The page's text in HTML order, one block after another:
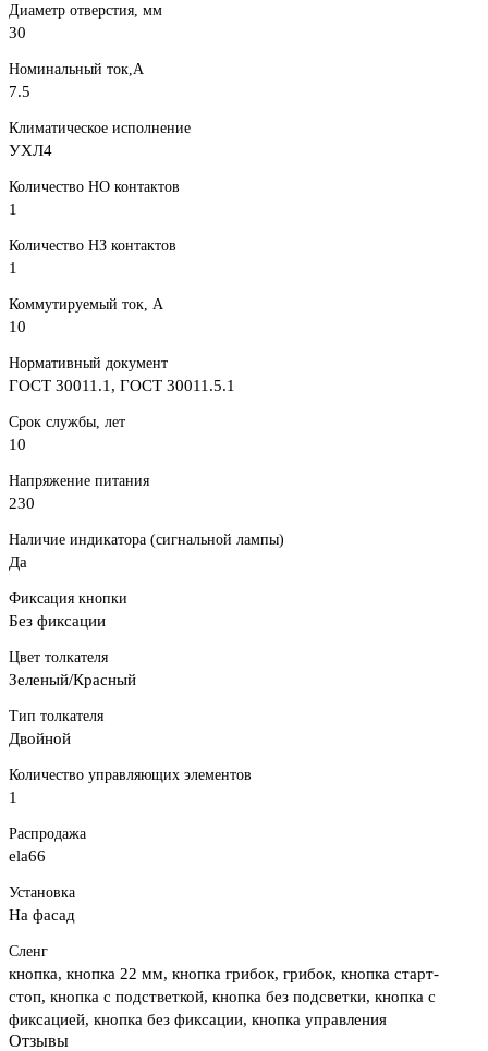
Диаметр отверстия, мм
30
Номинальный ток,А
7.5
Климатическое исполнение
УХЛ4
Количество НО контактов
1
Количество НЗ контактов
1
Коммутируемый ток, А
10
Нормативный документ
ГОСТ 30011.1, ГОСТ 30011.5.1
Срок службы, лет
10
Напряжение питания
230
Наличие индикатора (сигнальной лампы)
Да
Фиксация кнопки
Без фиксации
Цвет толкателя
Зеленый/Красный
Тип толкателя
Двойной
Количество управляющих элементов
1
Распродажа
ela66
Установка
На фасад
Сленг
кнопка, кнопка 22 мм, кнопка грибок, грибок, кнопка старт-
стоп, кнопка с подстветкой, кнопка без подсветки, кнопка с
фиксацией, кнопка без фиксации, кнопка управления
Отзывы